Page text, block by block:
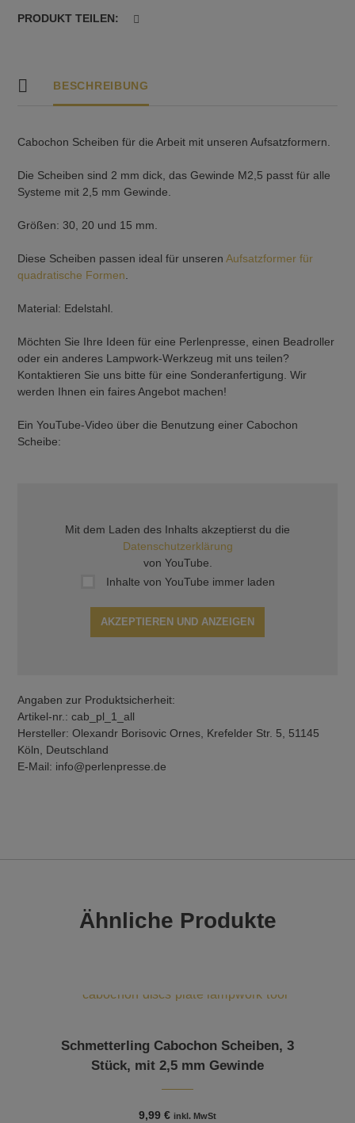
PRODUKT TEILEN:
BESCHREIBUNG
Cabochon Scheiben für die Arbeit mit unseren Aufsatzformern.
Die Scheiben sind 2 mm dick, das Gewinde M2,5 passt für alle
Systeme mit 2,5 mm Gewinde.
Größen: 30, 20 und 15 mm.
Diese Scheiben passen ideal für unserenAufsatzformer für
quadratische Formen
Material: Edelstahl.
Möchten Sie Ihre Ideen für eine Perlenpresse, einen Beadroller
oder ein anderes Lampwork-Werkzeug mit uns teilen?
Kontaktieren Sie uns bitte für eine Sonderanfertigung. Wir
werden Ihnen ein faires Angebot machen!
Ein YouTube-Video über die Benutzung einer Cabochon
Scheibe:
Mit dem Laden des Inhalts akzeptierst du die
Datenschutzerklärung
von YouTube.
Inhalte von YouTube immer laden
AKZEPTIEREN UND ANZEIGEN
Angaben zur Produktsicherheit:
Artikel-nr.: cab_pl_1_all
Hersteller: Olexandr Borisovic Ornes, Krefelder Str. 5, 51145
Köln, Deutschland
E-Mail: info@perlenpresse.de
Ähnliche Produkte
Schmetterling Cabochon Scheiben, 3
Stück, mit 2,5 mm Gewinde
9,99€ inkl. MwSt